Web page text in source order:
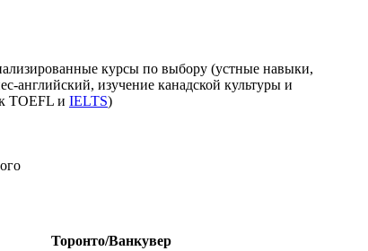
курсы по выбору (устные навыки,
английский, изучение канадской культуры и
TOEFL и IELTS)
Торонто/Ванкувер